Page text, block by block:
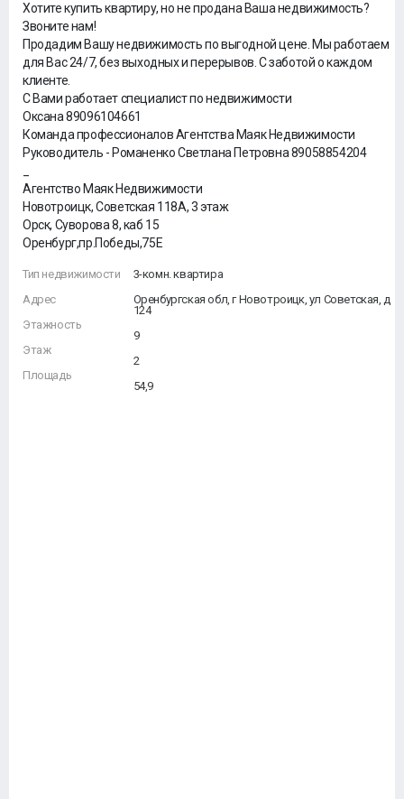
Хотите купить квартиру, но не продана Ваша недвижимость?
Звоните нам!
Продадим Вашу недвижимость по выгодной цене. Мы работаем
для Вас 24/7, без выходных и перерывов. С заботой о каждом
клиенте.
С Вами работает специалист по недвижимости
Оксана 89096104661
Команда профессионалов Агентства Маяк Недвижимости
Руководитель - Романенко Светлана Петровна 89058854204
Агентство Маяк Недвижимости
Новотроицк, Советская 118А, 3 этаж
Орск, Суворова 8, каб 15
Оренбург,пр.Победы,75Е
Тип недвижимости
Адрес
Этажность
Этаж
Площадь
3-комн. квартира
Оренбургская обл, г Новотроицк, ул Советская, д
124
9
2
54,9